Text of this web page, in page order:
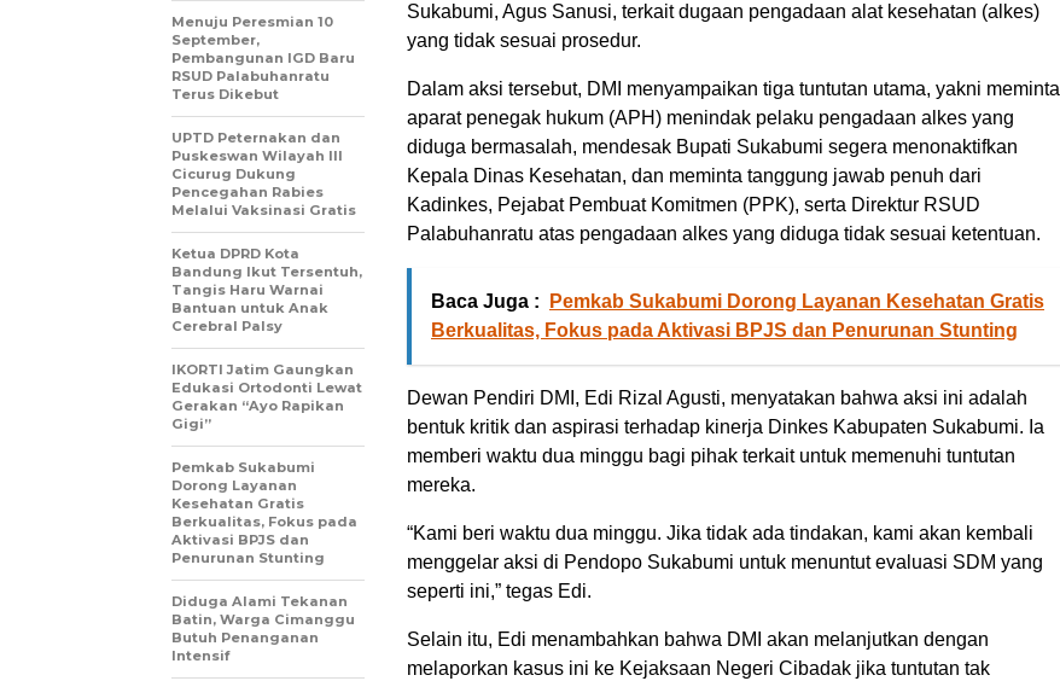
Sukabumi, Agus Sanusi, terkait dugaan pengadaan alat kesehatan (alkes)
yang tidak sesuai prosedur.
Dalam aksi tersebut, DMI menyampaikan tiga tuntutan utama, yakni meminta
aparat penegak hukum (APH) menindak pelaku pengadaan alkes yang
diduga bermasalah, mendesak Bupati Sukabumi segera menonaktifkan
Kepala Dinas Kesehatan, dan meminta tanggung jawab penuh dari
Kadinkes, Pejabat Pembuat Komitmen (PPK), serta Direktur RSUD
Palabuhanratu atas pengadaan alkes yang diduga tidak sesuai ketentuan.
Baca Juga :
Pemkab Sukabumi Dorong Layanan Kesehatan Gratis
Berkualitas, Fokus pada Aktivasi BPJS dan Penurunan Stunting
Dewan Pendiri DMI, Edi Rizal Agusti, menyatakan bahwa aksi ini adalah
bentuk kritik dan aspirasi terhadap kinerja Dinkes Kabupaten Sukabumi. Ia
memberi waktu dua minggu bagi pihak terkait untuk memenuhi tuntutan
mereka.
“Kami beri waktu dua minggu. Jika tidak ada tindakan, kami akan kembali
menggelar aksi di Pendopo Sukabumi untuk menuntut evaluasi SDM yang
seperti ini,” tegas Edi.
Selain itu, Edi menambahkan bahwa DMI akan melanjutkan dengan
melaporkan kasus ini ke Kejaksaan Negeri Cibadak jika tuntutan tak
Menuju Peresmian 10
September,
Pembangunan IGD Baru
RSUD Palabuhanratu
Terus Dikebut
UPTD Peternakan dan
Puskeswan Wilayah III
Cicurug Dukung
Pencegahan Rabies
Melalui Vaksinasi Gratis
Ketua DPRD Kota
Bandung Ikut Tersentuh,
Tangis Haru Warnai
Bantuan untuk Anak
Cerebral Palsy
IKORTI Jatim Gaungkan
Edukasi Ortodonti Lewat
Gerakan “Ayo Rapikan
Gigi”
Pemkab Sukabumi
Dorong Layanan
Kesehatan Gratis
Berkualitas, Fokus pada
Aktivasi BPJS dan
Penurunan Stunting
Diduga Alami Tekanan
Batin, Warga Cimanggu
Butuh Penanganan
Intensif